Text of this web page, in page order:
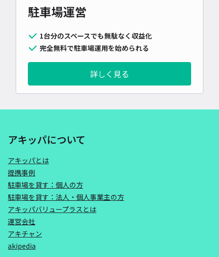
駐車場運営
1台分のスペースでも無駄なく収益化
完全無料で駐車場運用を始められる
詳しく見る
アキッパについて
アキッパとは
提携事例
駐車場を貸す：個人の方
駐車場を貸す：法人・個人事業主の方
アキッパバリュープラスとは
運営会社
アキチャン
akipedia